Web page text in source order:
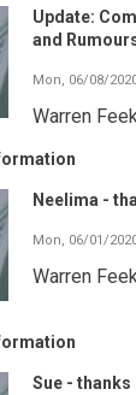
Update:
and
Mon, 06/08/
Warren Feek
Neelima -
Mon, 06/01/
Warren Feek
Sue - thanks